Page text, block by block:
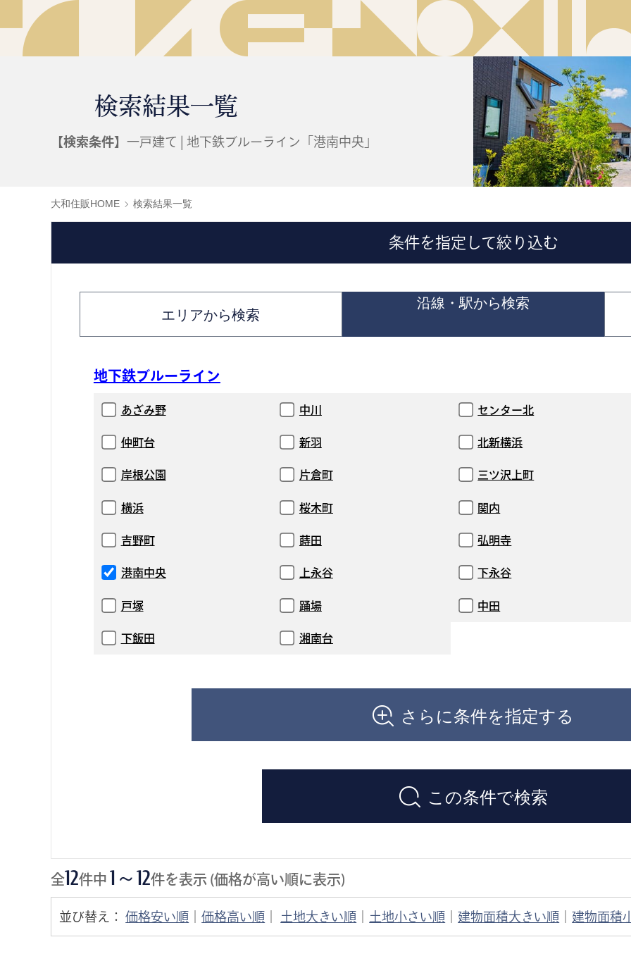
検索結果一覧
【検索条件】 一戸建て | 地下鉄ブルーライン「港南中央」
大和住販HOME 検索結果一覧
条件を指定して絞り込む
エリアから検索
沿線・駅から検索
地下鉄ブルーライン
あざみ野 中川 センター北
仲町台 新羽 北新横浜
岸根公園 片倉町 三ツ沢上町
横浜 桜木町 関内
吉野町 蒔田 弘明寺
港南中央 上永谷 下永谷
戸塚 踊場 中田
下飯田 湘南台
さらに条件を指定する
この条件で検索
全12件中 1～12件を表示 (価格が高い順に表示)
並び替え：価格安い順 ｜価格高い順 土地大きい順 土地小さい順 ｜建物面積大きい順 ｜建物面積